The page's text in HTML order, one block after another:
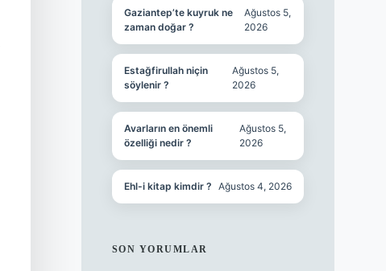
Gaziantep’te kuyruk ne
zaman doğar ?
Ağustos 5,
2026
Estağfirullah niçin
söylenir ?
Ağustos 5,
2026
Avarların en önemli
özelliği nedir ?
Ağustos 5,
2026
Ehl-i kitap kimdir ? Ağustos 4, 2026
SON YORUMLAR